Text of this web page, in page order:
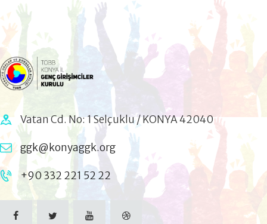
Vatan Cd. No: 1 Selçuklu / KONYA 42040
ggk@konyaggk.org
+90 332 221 52 22